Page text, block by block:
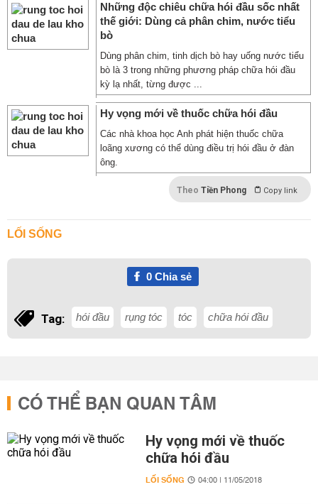
Những độc chiêu chữa hói đầu sốc nhất
thế giới: Dùng cả phân chim, nước tiểu
bò
Dùng phân chim, tinh dịch bò hay uống nước tiểu
bò là 3 trong những phương pháp chữa hói đầu
kỳ lạ nhất, từng được ...
Hy vọng mới về thuốc chữa hói đầu
Các nhà khoa học Anh phát hiện thuốc chữa
loãng xương có thể dùng điều trị hói đầu ở đàn
ông.
Theo Tiền Phong Copy link
LỐI SỐNG
0Chia sẻ
Tag: hói đầu rụng tóc tóc chữa hói đầu
CÓ THỂ BẠN QUAN TÂM
Hy vọng mới về thuốc
chữa hói đầu
LỐI SỐNG 04:00 | 11/05/2018